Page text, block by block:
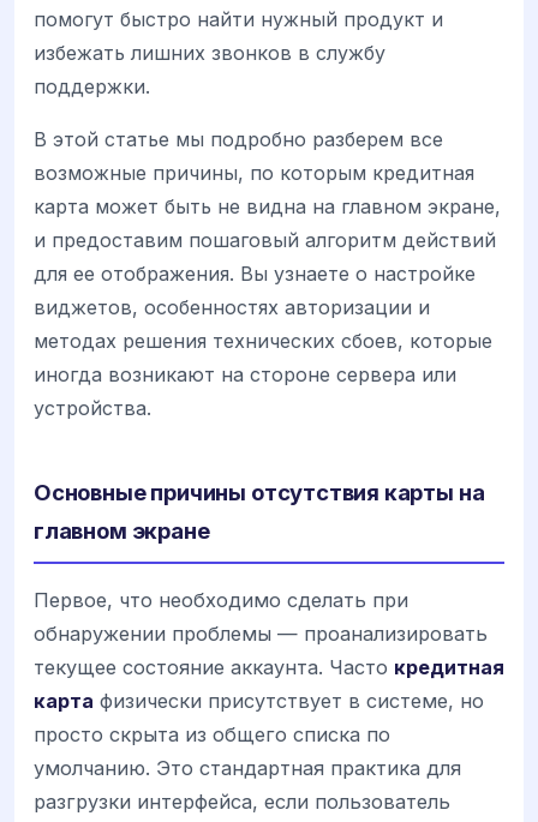
помогут быстро найти нужный продукт и
избежать лишних звонков в службу
поддержки.
В этой статье мы подробно разберем все
возможные причины, по которым кредитная
карта может быть не видна на главном экране,
и предоставим пошаговый алгоритм действий
для ее отображения. Вы узнаете о настройке
виджетов, особенностях авторизации и
методах решения технических сбоев, которые
иногда возникают на стороне сервера или
устройства.
Основные причины отсутствия карты на
главном экране
Первое, что необходимо сделать при
обнаружении проблемы — проанализировать
текущее состояние аккаунта. Часто кредитная
карта физически присутствует в системе, но
просто скрыта из общего списка по
умолчанию. Это стандартная практика для
разгрузки интерфейса, если пользователь